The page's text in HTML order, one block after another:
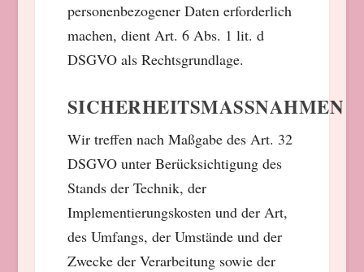
personenbezogener Daten erforderlich
machen, dient Art. 6 Abs. 1 lit. d
DSGVO als Rechtsgrundlage.
SICHERHEITSMASSNAHMEN
Wir treffen nach Maßgabe des Art. 32
DSGVO unter Berücksichtigung des
Stands der Technik, der
Implementierungskosten und der Art,
des Umfangs, der Umstände und der
Zwecke der Verarbeitung sowie der